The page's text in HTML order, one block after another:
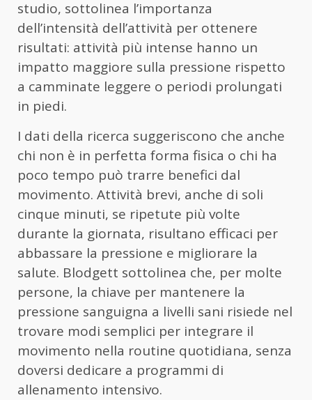
studio, sottolinea l’importanza
dell’intensità dell’attività per ottenere
risultati: attività più intense hanno un
impatto maggiore sulla pressione rispetto
a camminate leggere o periodi prolungati
in piedi.
I dati della ricerca suggeriscono che anche
chi non è in perfetta forma fisica o chi ha
poco tempo può trarre benefici dal
movimento. Attività brevi, anche di soli
cinque minuti, se ripetute più volte
durante la giornata, risultano efficaci per
abbassare la pressione e migliorare la
salute. Blodgett sottolinea che, per molte
persone, la chiave per mantenere la
pressione sanguigna a livelli sani risiede nel
trovare modi semplici per integrare il
movimento nella routine quotidiana, senza
doversi dedicare a programmi di
allenamento intensivo.